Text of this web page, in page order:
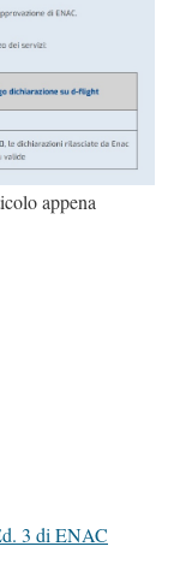
appena
3 di ENAC